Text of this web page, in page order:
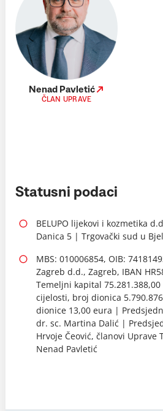
Nenad Pavletić
ČLAN UPRAVE
Statusni podaci
BELUPO lijekovi i kozmetika
Danica 5 | Trgovački sud u
MBS: 010006854, OIB:
Zagreb d.d., Zagreb, IBAN
Temeljni kapital
cijelosti, broj dionica
dionice 13,00 eura |
dr. sc. Martina Dalić |
Hrvoje Čeović, članovi Uprave
Nenad Pavletić